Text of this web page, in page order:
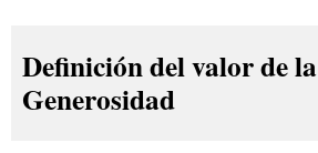
Definición del valor de la
Generosidad